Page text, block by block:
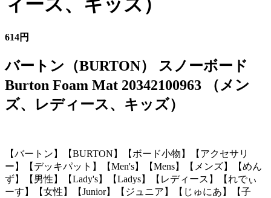
ィース、キッズ）
614円
バートン（BURTON） スノーボード
Burton Foam Mat 20342100963 （メン
ズ、レディース、キッズ）
【バートン】【BURTON】【ボード小物】【アクセサリ
ー】【デッキパット】【Men's】【Mens】【メンズ】【めん
ず】【男性】【Lady's】【Ladys】【レディース】【れでぃ
ーす】【女性】【Junior】【ジュニア】【じゅにあ】【子